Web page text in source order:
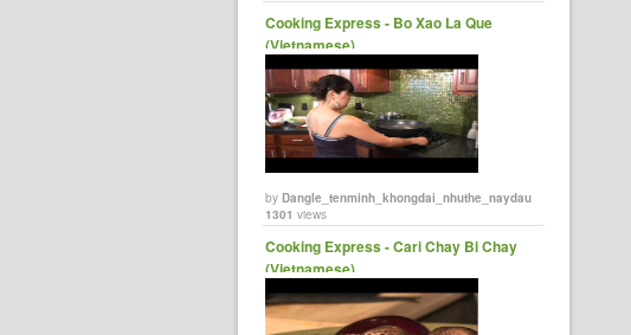
Cooking Express - Bo Xao La Que
(Vietnamese)
byDangle_tenminh_khongdai_nhuthe_naydau
1301 views
Cooking Express - Cari Chay Bi Chay
(Vietnamese)